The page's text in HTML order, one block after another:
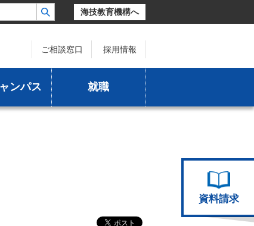
海技教育機構へ
ご相談窓口 採用情報
ンパス 就職
資料請求